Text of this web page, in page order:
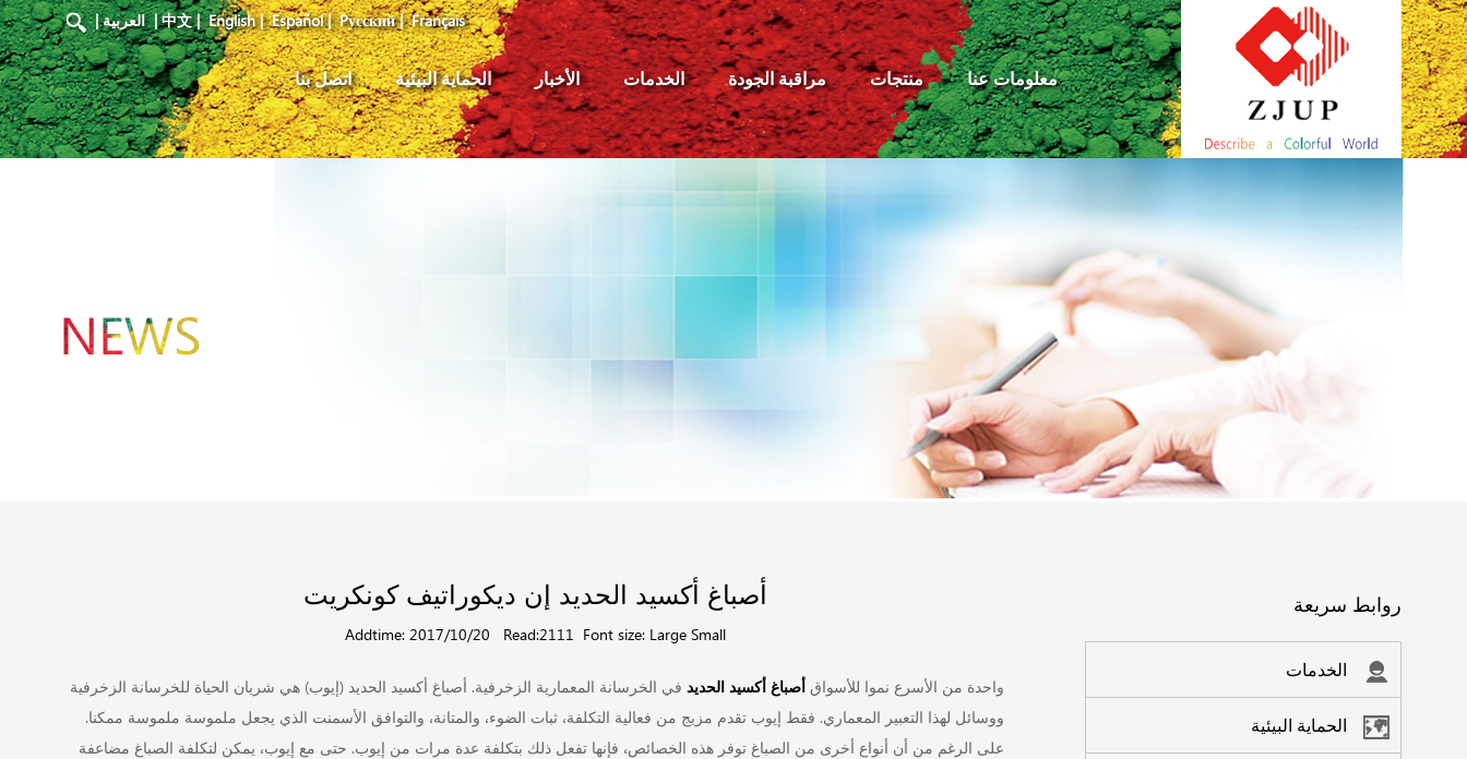
معلومات عنا منتجات مراقبة الجودة الخدمات الأخبار الحماية البيئية اتصل بنا
中文| English| Español| Pусский| Français
| العربية|
روابط سريعة
الخدمات
الحماية البيئية
أصباغ أكسيد الحديد إن ديكوراتيف كونكريت
Addtime: 2017/10/20 Read:2111 Font size: Large Small
واحدة من الأسرع نموا للأسواق أصباغ أكسيد الحديد في الخرسانة المعمارية الزخرفية. أصباغ أكسيد الحديد (إيوب) هي شريان الحياة للخرسانة الزخرفية
ووسائل لهذا التعبير المعماري. فقط إيوب تقدم مزيج من فعالية التكلفة، ثبات الضوء، والمتانة، والتوافق الأسمنت الذي يجعل ملموسة ملموسة ممكنا.
على الرغم من أن أنواع أخرى من الصباغ توفر هذه الخصائص، فإنها تفعل ذلك بتكلفة عدة مرات من إيوب. حتى مع إيوب، يمكن لتكلفة الصباغ مضاعفة